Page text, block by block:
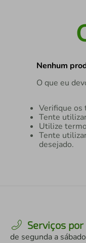
Nenhum
O que eu
Verifique os
Tente
Utilize
Tente
desejado.
Serviços
de segunda a
iphone